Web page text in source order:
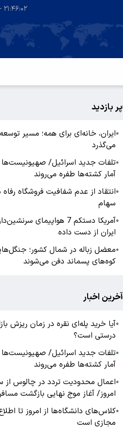
۲۱:۴۶:۰۲ - ۱۵ مرداد ۱۴۰۵
پر بازدید
●ایران، خانه‌ای برای همه؛ مسیر
می‌گذرد
●تلفات جدید اسرائیل/
آمار کشته‌ها طفره می‌روند
●انتقاد از عدم شفافیت فروشگاه رفاه
سهام
●
آمریکا دستکم 7 هواپیمای
ایران از دست داده
●معضل زباله در شمال کشور؛
کوه‌های پسماند دفن می‌شوند
آخرین اخبار
●آیا خرید پله‌ای نقره در زمان ریزش
درستی است؟
●تلفات جدید اسرائیل/
آمار کشته‌ها طفره می‌روند
●
امروز/ آغاز موج نهایی بازگشت
●کلاس‌های دانشگاه‌ها از امروز تا
مجازی است